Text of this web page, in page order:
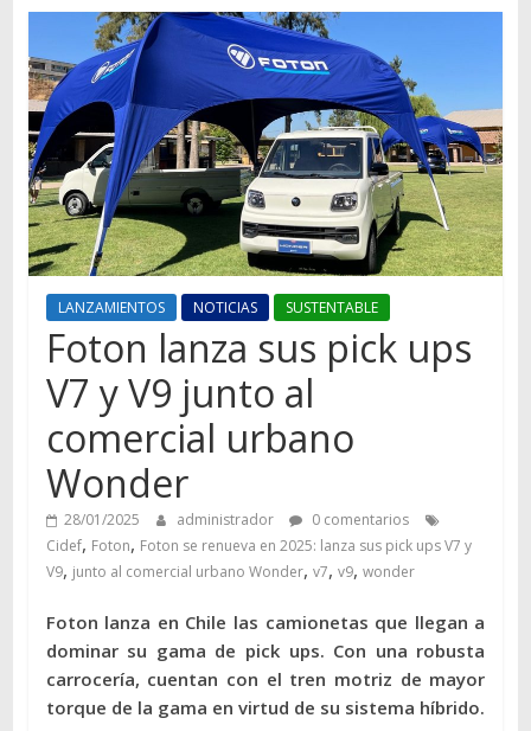
camiones,
motos,
información
del
mundo
del
transporte
LANZAMIENTOS NOTICIAS SUSTENTABLE
Foton lanza sus pick ups
V7 y V9 junto al
comercial urbano
Wonder
28/01/2025 administrador
0 comentarios
Cidef, Foton, Foton se renueva en 2025: lanza sus pick ups V7 y
V9, junto al comercial urbano Wonder, v7, v9, wonder
Foton lanza en Chile las camionetas que llegan a
dominar su gama de pick ups. Con una robusta
carrocería, cuentan con el tren motriz de mayor
torque de la gama en virtud de su sistema híbrido.